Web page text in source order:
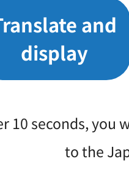
and
display
10 seconds, you
to the